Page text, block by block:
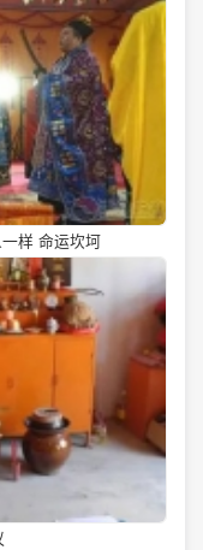
样 命运坎坷